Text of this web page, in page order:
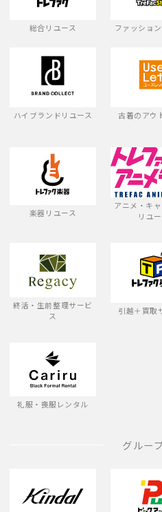
総合リユース ファッショ
ハイブランドリユース 古着のアウ
楽器リユース
アニメ・キ
リユ
終活・生前整理サービ
ス
引越＋買取
礼服・喪服レンタル
グルー